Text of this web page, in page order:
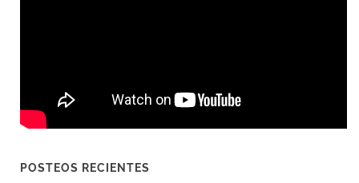
POSTEOS RECIENTES